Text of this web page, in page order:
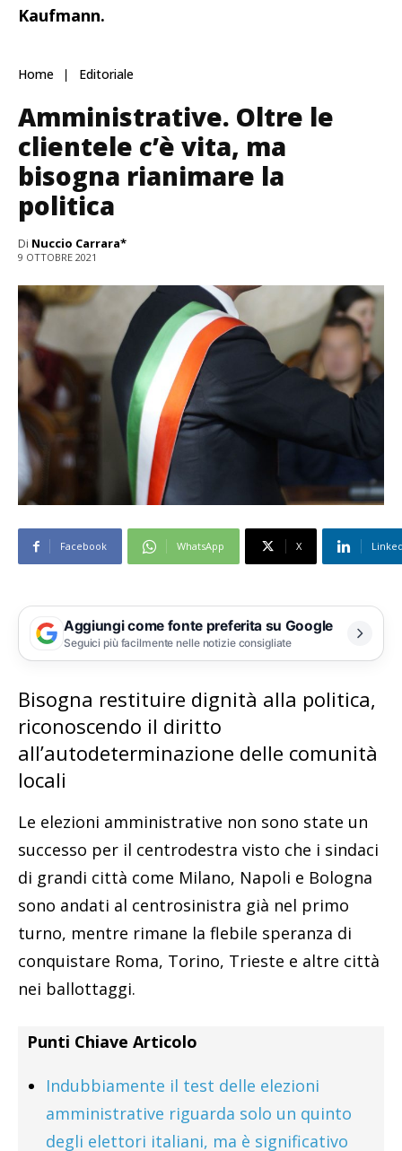
Kaufmann.
Home Editoriale
Amministrative. Oltre le
clientele c’è vita, ma
bisogna rianimare la
politica
Di Nuccio Carrara*
9 OTTOBRE 2021
Facebook WhatsApp X
Aggiungi come fonte preferita su Google
Seguici più facilmente nelle notizie consigliate
Bisogna restituire dignità alla politica,
riconoscendo il diritto
all’autodeterminazione delle comunità
locali
Le elezioni amministrative non sono state un
successo per il centrodestra visto che i sindaci
di grandi città come Milano, Napoli e Bologna
sono andati al centrosinistra già nel primo
turno, mentre rimane la flebile speranza di
conquistare Roma, Torino, Trieste e altre città
nei ballottaggi.
Punti Chiave Articolo
Indubbiamente il test delle elezioni
amministrative riguarda solo un quinto
degli elettori italiani, ma è significativo